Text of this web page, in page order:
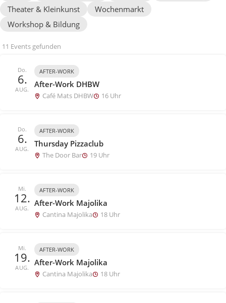
Theater & Kleinkunst
Wochenmarkt
Workshop & Bildung
11 Events gefunden
Do.
6.
AUG.
AFTER-WORK
After-Work DHBW
Café Mats DHBW 16 Uhr
Do.
6.
AUG.
AFTER-WORK
Thursday Pizzaclub
The Door Bar 19 Uhr
Mi.
12.
AUG.
AFTER-WORK
After-Work Majolika
Cantina Majolika 18 Uhr
Mi.
19.
AUG.
AFTER-WORK
After-Work Majolika
Cantina Majolika 18 Uhr